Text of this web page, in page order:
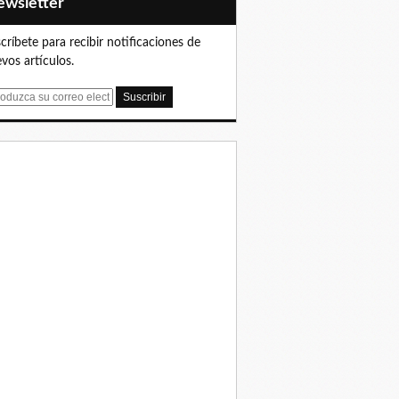
para recibir notificaciones de
artículos.